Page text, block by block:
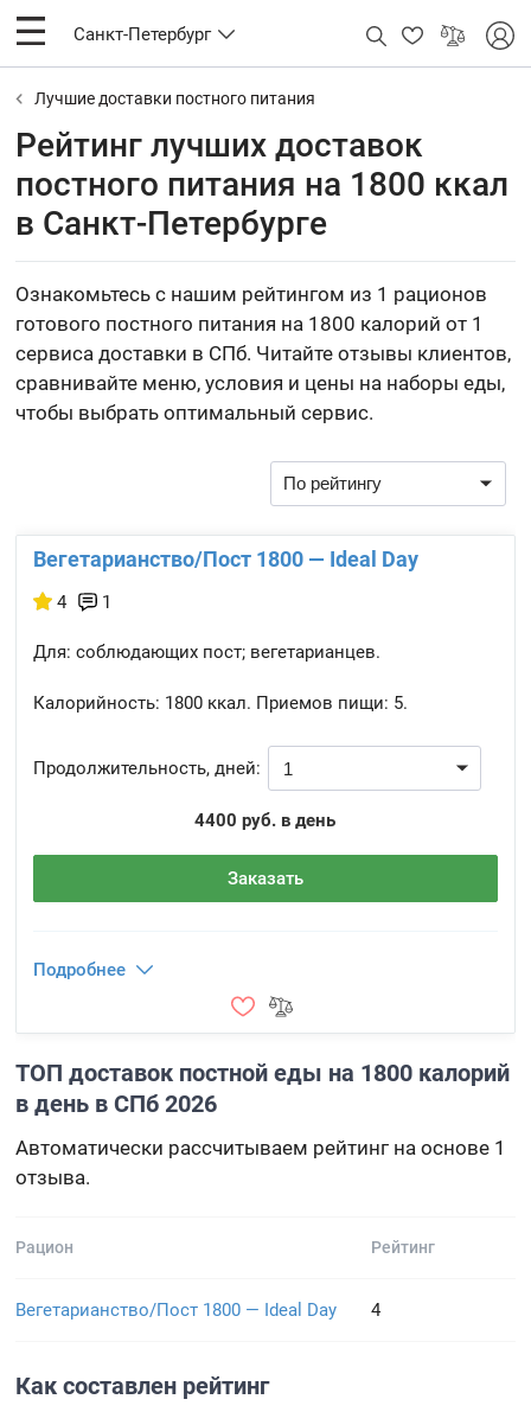
Санкт-Петербург
Лучшие доставки постного питания
Рейтинг лучших доставок
постного питания на 1800 ккал
в Санкт-Петербурге
Ознакомьтесь с нашим рейтингом из 1 рационов
готового постного питания на 1800 калорий от 1
сервиса доставки в СПб. Читайте отзывы клиентов,
сравнивайте меню, условия и цены на наборы еды,
чтобы выбрать оптимальный сервис.
Вегетарианство/Пост 1800 — Ideal Day
4 1
Для: соблюдающих пост; вегетарианцев.
Калорийность: 1800 ккал. Приемов пищи: 5.
Продолжительность, дней:
4400 руб. в день
Заказать
Подробнее
ТОП доставок постной еды на 1800 калорий
в день в СПб 2026
Автоматически рассчитываем рейтинг на основе 1
отзыва.
Рацион Рейтинг
Вегетарианство/Пост 1800 — Ideal Day 4
Как составлен рейтинг